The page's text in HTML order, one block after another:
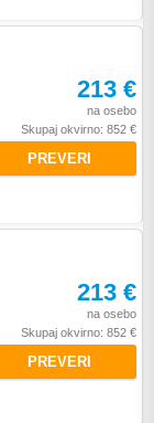
213 €
na osebo
Skupaj okvirno: 852 €
PREVERI
213 €
na osebo
Skupaj okvirno: 852 €
PREVERI